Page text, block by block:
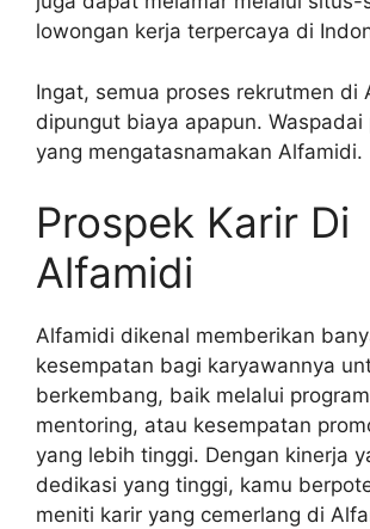
lowongan kerja terpercaya di
Ingat, semua proses rekrutmen di
dipungut biaya apapun. Waspadai
yang mengatasnamakan Alfamidi.
Prospek Karir Di
Alfamidi
Alfamidi dikenal memberikan
kesempatan bagi karyawannya
berkembang, baik melalui
mentoring, atau kesempatan
yang lebih tinggi. Dengan kinerja
dedikasi yang tinggi, kamu
meniti karir yang cemerlang di